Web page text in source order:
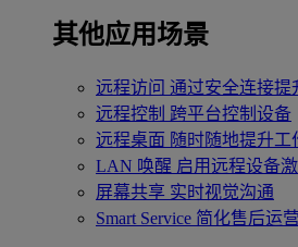
其他应用场景
远程访问 通过安全连接提
远程控制 跨平台控制设备
远程桌面 随时随地提升工
LAN 唤醒 启用远程设备
屏幕共享 实时视觉沟通
Smart Service 简化售后运营